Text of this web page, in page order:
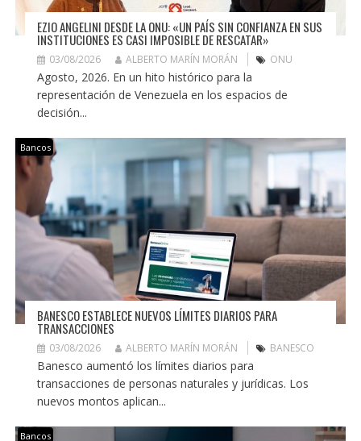
EZIO ANGELINI DESDE LA ONU: «UN PAÍS SIN CONFIANZA EN SUS
INSTITUCIONES ES CASI IMPOSIBLE DE RESCATAR»
03/08/2026 ALBERTO MARÍN MORÁN ONU
Agosto, 2026. En un hito histórico para la
representación de Venezuela en los espacios de
decisión...
Bancos
BANESCO ESTABLECE NUEVOS LÍMITES DIARIOS PARA
TRANSACCIONES
03/08/2026 ALBERTO MARÍN MORÁN BANESCO
Banesco aumentó los límites diarios para
transacciones de personas naturales y jurídicas. Los
nuevos montos aplican...
Bancos